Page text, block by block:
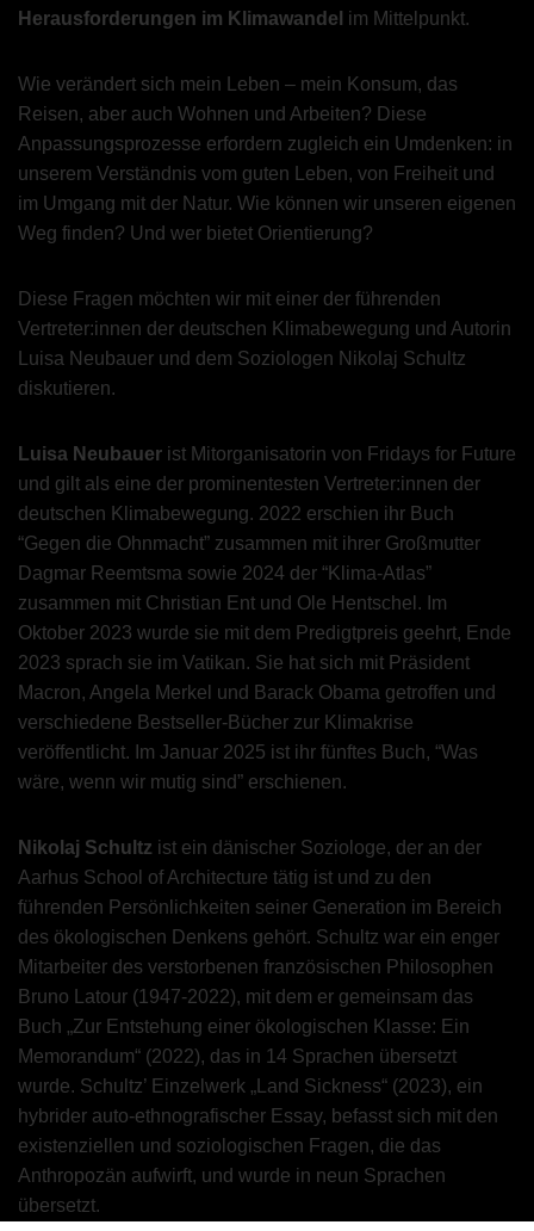
Herausforderungen im Klimawandel im Mittelpunkt.
Wie verändert sich mein Leben – mein Konsum, das
Reisen, aber auch Wohnen und Arbeiten? Diese
Anpassungsprozesse erfordern zugleich ein Umdenken: in
unserem Verständnis vom guten Leben, von Freiheit und
im Umgang mit der Natur. Wie können wir unseren eigenen
Weg finden? Und wer bietet Orientierung?
Diese Fragen möchten wir mit einer der führenden
Vertreter:innen der deutschen Klimabewegung und Autorin
Luisa Neubauer und dem Soziologen Nikolaj Schultz
diskutieren.
Luisa Neubauer ist Mitorganisatorin von Fridays for Future
und gilt als eine der prominentesten Vertreter:innen der
deutschen Klimabewegung. 2022 erschien ihr Buch
“Gegen die Ohnmacht” zusammen mit ihrer Großmutter
Dagmar Reemtsma sowie 2024 der “Klima-Atlas”
zusammen mit Christian Ent und Ole Hentschel. Im
Oktober 2023 wurde sie mit dem Predigtpreis geehrt, Ende
2023 sprach sie im Vatikan. Sie hat sich mit Präsident
Macron, Angela Merkel und Barack Obama getroffen und
verschiedene Bestseller-Bücher zur Klimakrise
veröffentlicht. Im Januar 2025 ist ihr fünftes Buch, “Was
wäre, wenn wir mutig sind” erschienen.
Nikolaj Schultz ist ein dänischer Soziologe, der an der
Aarhus School of Architecture tätig ist und zu den
führenden Persönlichkeiten seiner Generation im Bereich
des ökologischen Denkens gehört. Schultz war ein enger
Mitarbeiter des verstorbenen französischen Philosophen
Bruno Latour (1947-2022), mit dem er gemeinsam das
Buch „Zur Entstehung einer ökologischen Klasse: Ein
Memorandum“ (2022), das in 14 Sprachen übersetzt
wurde. Schultz’ Einzelwerk „Land Sickness“ (2023), ein
hybrider auto-ethnografischer Essay, befasst sich mit den
existenziellen und soziologischen Fragen, die das
Anthropozän aufwirft, und wurde in neun Sprachen
übersetzt.